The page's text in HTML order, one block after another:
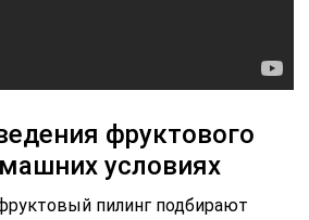
фруктового
условиях
пилинг подбирают